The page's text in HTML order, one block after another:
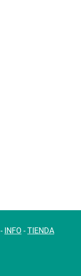
- INFO -TIENDA